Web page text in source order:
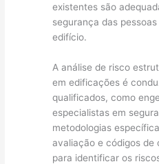
existentes são
segurança das
edifício.
A análise de risco
em edificações é
qualificados, como
especialistas em
metodologias
avaliação e códigos de
para identificar os